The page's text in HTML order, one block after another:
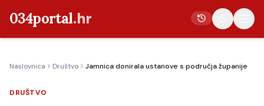
034portal.hr
Crna kronika
Naslovnica Društvo Jamnica donirala ustanove s područja županije
DRUŠTVO